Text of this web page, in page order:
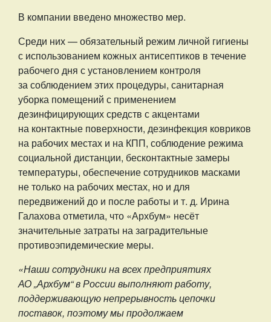
В компании введено множество мер.
Среди них — обязательный режим личной гигиены
с использованием кожных антисептиков в течение
рабочего дня с установлением контроля
за соблюдением этих процедуры, санитарная
уборка помещений с применением
дезинфицирующих средств с акцентами
на контактные поверхности, дезинфекция ковриков
на рабочих местах и на КПП, соблюдение режима
социальной дистанции, бесконтактные замеры
температуры, обеспечение сотрудников масками
не только на рабочих местах, но и для
передвижений до и после работы и т. д. Ирина
Галахова отметила, что «Архбум» несёт
значительные затраты на заградительные
противоэпидемические меры.
«Наши сотрудники на всех предприятиях
АО „Архбум“ в России выполняют работу,
поддерживающую непрерывность цепочки
поставок, поэтому мы продолжаем